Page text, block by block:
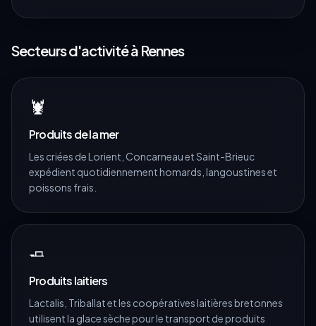
Secteurs d'activité à Rennes
🦞
Produits de la mer
Les criées de Lorient, Concarneau et Saint-Brieuc
expédient quotidiennement homards, langoustines et
poissons frais.
🧈
Produits laitiers
Lactalis, Triballat et les coopératives laitières bretonnes
utilisent la glace sèche pour le transport de produits